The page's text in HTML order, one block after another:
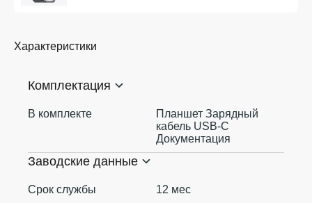
Характеристики
Комплектация
В комплекте
Планшет Зарядный
кабель USB‑C
Документация
Заводские данные
Срок службы 12 мес